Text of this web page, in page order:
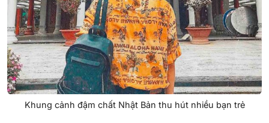
Khung cảnh đậm chất Nhật Bản thu hút nhiều bạn trẻ